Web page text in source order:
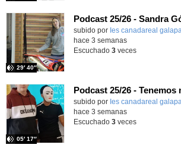
subido por Ies canadareal
29′ 40″
hace 3 semanas
Escuchado 3veces
subido por Ies canadareal
05′ 17″
hace 3 semanas
Escuchado 3veces